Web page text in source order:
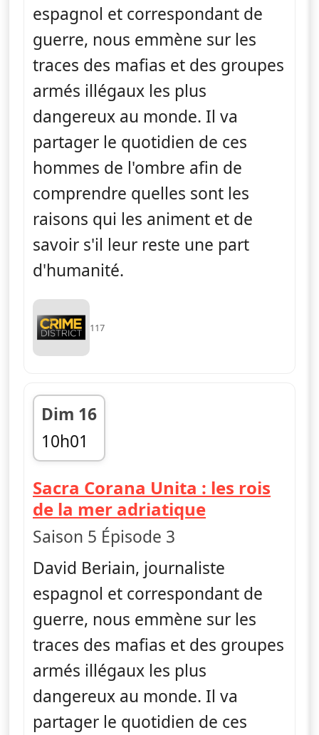
espagnol et correspondant de
guerre, nous emmène sur les
traces des mafias et des groupes
armés illégaux les plus
dangereux au monde. Il va
partager le quotidien de ces
hommes de l'ombre afin de
comprendre quelles sont les
raisons qui les animent et de
savoir s'il leur reste une part
d'humanité.
117
Dim 16
10h01
fin 10h55
Sacra Corana Unita : les rois
de la mer adriatique— Les trafics
Saison 5 Épisode 3
David Beriain, journaliste
espagnol et correspondant de
guerre, nous emmène sur les
traces des mafias et des groupes
armés illégaux les plus
dangereux au monde. Il va
partager le quotidien de ces